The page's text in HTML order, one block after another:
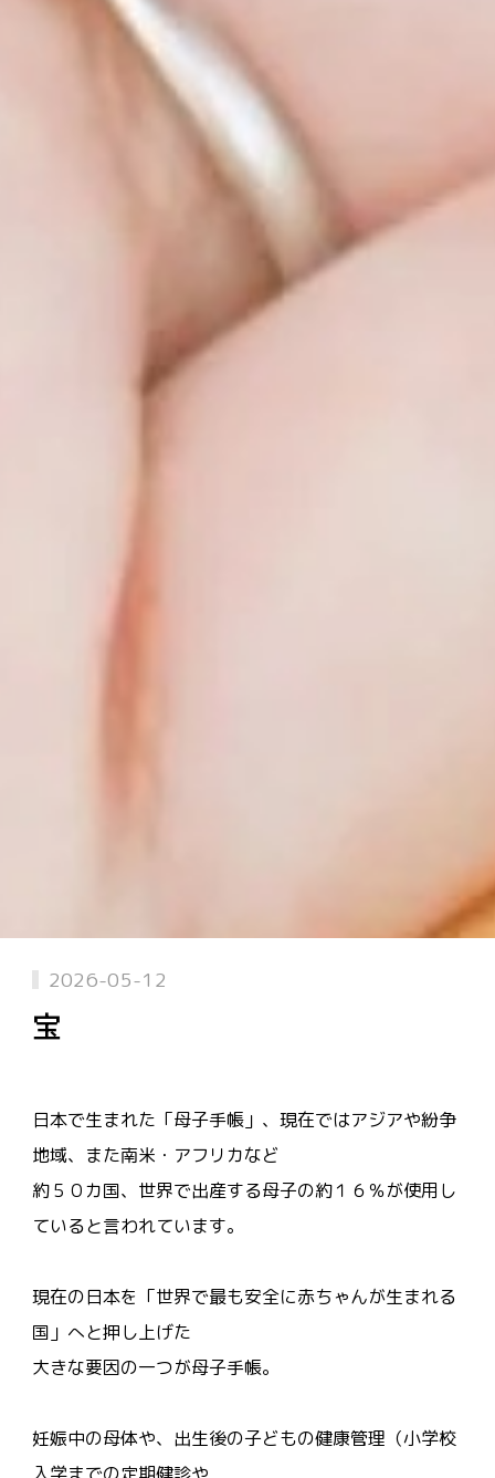
2026-05-12
宝
日本で生まれた「母子手帳」、現在ではアジアや紛争
地域、また南米・アフリカなど
約５０カ国、世界で出産する母子の約１６％が使用し
ていると言われています。
現在の日本を「世界で最も安全に赤ちゃんが生まれる
国」へと押し上げた
大きな要因の一つが母子手帳。
妊娠中の母体や、出生後の子どもの健康管理（小学校